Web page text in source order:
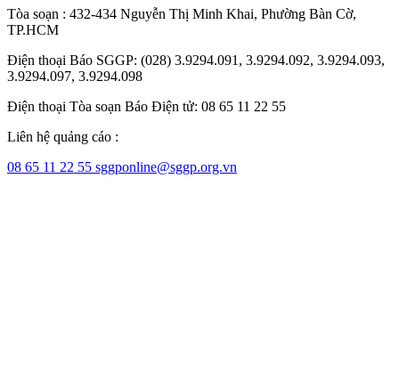
Tòa soạn : 432-434 Nguyễn Thị Minh Khai, Phường Bàn Cờ,
TP.HCM
Điện thoại Báo SGGP: (028) 3.9294.091, 3.9294.092, 3.9294.093,
3.9294.097, 3.9294.098
Điện thoại Tòa soạn Báo Điện tử: 08 65 11 22 55
Liên hệ quảng cáo :
08 65 11 22 55 sggponline@sggp.org.vn